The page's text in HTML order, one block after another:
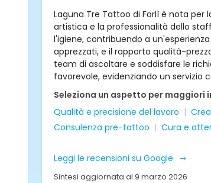
Laguna Tre Tattoo di Forlì è nota per
artistica e la professionalità dello
l'igiene, contribuendo a
apprezzati, e il rapporto qualità-
team di ascoltare e soddisfare le
favorevole, evidenziando un servizio
Seleziona un aspetto per maggiori
Qualità e precisione del lavoro
Consulenza pre-tattoo
Cura e
Leggi le recensioni su Google
Sintesi aggiornata al 9 marzo 2026